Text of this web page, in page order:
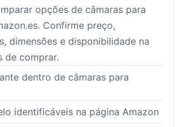
opções de câmaras para
Confirme preço,
dimensões e disponibilidade na
de comprar.
dentro de câmaras para
identificáveis na página Amazon